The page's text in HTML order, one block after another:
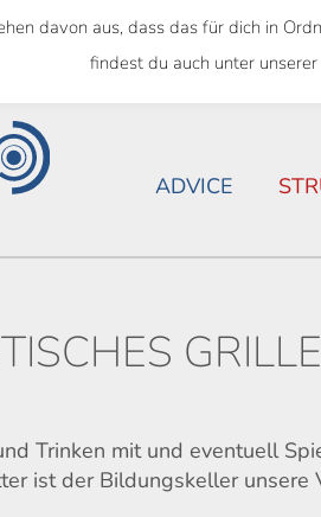
NATIONWIDE SEMESTER
ADVICE
Trinken mit und eventuell
ist der Bildungskeller unsere
davon aus, dass das für dich in
findest du auch unter